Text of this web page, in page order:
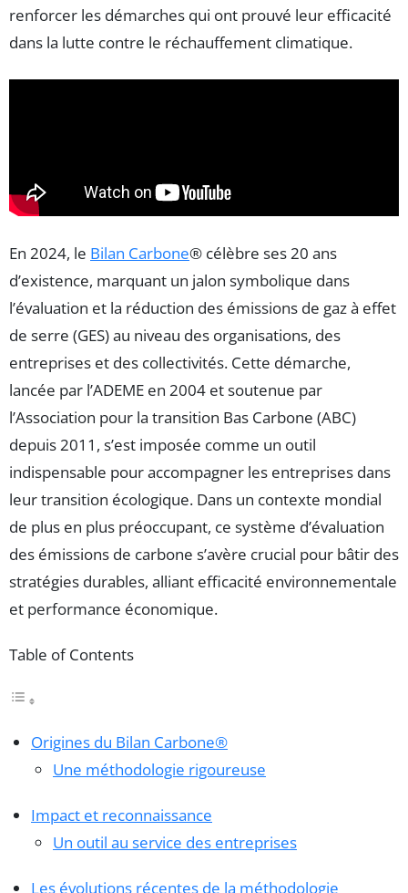
renforcer les démarches qui ont prouvé leur efficacité
dans la lutte contre le réchauffement climatique.
En 2024, le Bilan Carbone® célèbre ses 20 ans
d’existence, marquant un jalon symbolique dans
l’évaluation et la réduction des émissions de gaz à effet
de serre (GES) au niveau des organisations, des
entreprises et des collectivités. Cette démarche,
lancée par l’ADEME en 2004 et soutenue par
l’Association pour la transition Bas Carbone (ABC)
depuis 2011, s’est imposée comme un outil
indispensable pour accompagner les entreprises dans
leur transition écologique. Dans un contexte mondial
de plus en plus préoccupant, ce système d’évaluation
des émissions de carbone s’avère crucial pour bâtir des
stratégies durables, alliant efficacité environnementale
et performance économique.
Table of Contents
Origines du Bilan Carbone®
Une méthodologie rigoureuse
Impact et reconnaissance
Un outil au service des entreprises
Les évolutions récentes de la méthodologie